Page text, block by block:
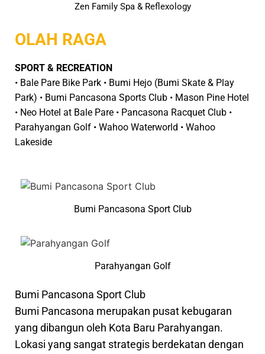
Zen Family Spa & Reflexology
OLAH RAGA
SPORT & RECREATION
• Bale Pare Bike Park • Bumi Hejo (Bumi Skate & Play
Park) • Bumi Pancasona Sports Club • Mason Pine Hotel
• Neo Hotel at Bale Pare • Pancasona Racquet Club •
Parahyangan Golf • Wahoo Waterworld • Wahoo
Lakeside
Bumi Pancasona Sport Club
Parahyangan Golf
Bumi Pancasona Sport Club
Bumi Pancasona merupakan pusat kebugaran
yang dibangun oleh Kota Baru Parahyangan.
Lokasi yang sangat strategis berdekatan dengan